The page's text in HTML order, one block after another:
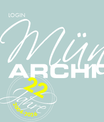
LOGIN
2004-2026
22